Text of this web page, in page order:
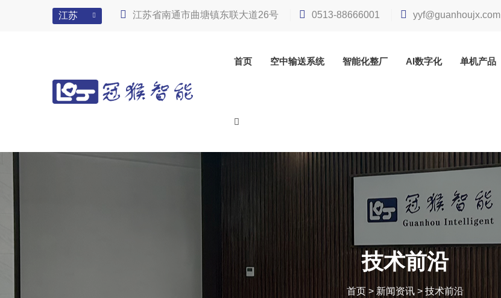
江苏 江苏省南通市曲塘镇东联大道26号 0513-88666001 yyf@guanhoujx.com
首页 空中输送系统 智能化整厂 AI数字化 单机产品
技术前沿
首页 > 新闻资讯 > 技术前沿